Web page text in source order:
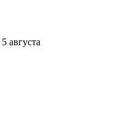
5 августа